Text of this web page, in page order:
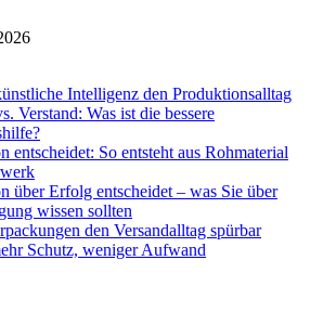
Intelligenz den Produktionsalltag
Verstand: Was ist die bessere
entscheidet: So entsteht aus Rohmaterial
über Erfolg entscheidet – was Sie über
wissen sollten
den Versandalltag spürbar
Schutz, weniger Aufwand